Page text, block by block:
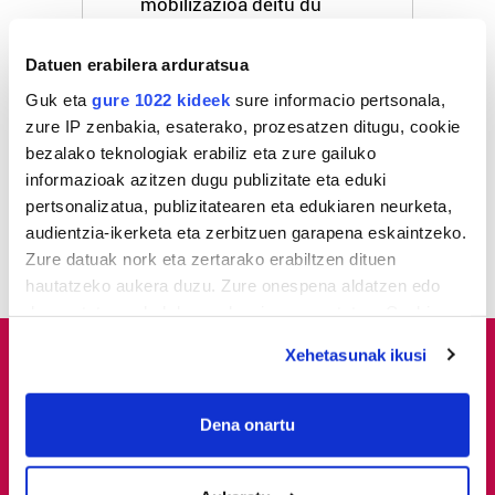
Datuen erabilera arduratsua
Guk eta gure 1022 kideek sure informacio pertsonala,
zure IP zenbakia, esaterako, prozesatzen ditugu, cookie
bezalako teknologiak erabiliz eta zure gailuko
informazioak azitzen dugu publizitate eta eduki
pertsonalizatua, publizitatearen eta edukiaren neurketa,
audientzia-ikerketa eta zerbitzuen garapena eskaintzeko.
Zure datuak nork eta zertarako erabiltzen dituen
hautatzeko aukera duzu. Zure onespena aldatzen edo
If you allow, we would also like to:
Collect information about your geographical
meters
Xehetasunak ikusi
Dena onartu
mobilizazioa deitu du
2
Pertsona bat atxilotu dute
osasun publikoaren
aurkako delitua egotzita
3
Ione Iruretagoiena
zubietarraren bi soineko
jantzi zituen Amaia
Monterok Illunben